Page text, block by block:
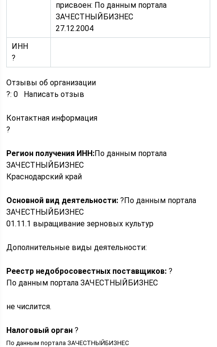
присвоен: По данным портала
ЗАЧЕСТНЫЙБИЗНЕС
27.12.2004
ИНН
?
Отзывы об организации
?: 0 Написать отзыв
Контактная информация
?
Регион получения ИНН:По данным портала
ЗАЧЕСТНЫЙБИЗНЕС
Краснодарский край
Основной вид деятельности: ?По данным портала
ЗАЧЕСТНЫЙБИЗНЕС
01.11.1 выращивание зерновых культур
Дополнительные виды деятельности:
Реестр недобросовестных поставщиков: ?
По данным портала ЗАЧЕСТНЫЙБИЗНЕС
не числится.
Налоговый орган ?
По данным портала ЗАЧЕСТНЫЙБИЗНЕС